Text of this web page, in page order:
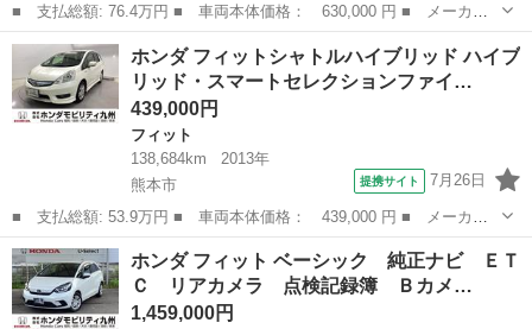
■ 支払総額: 76.4万円 ■ 車両本体価格： 630,000 円 ■ メーカー
名： ホンダ ■ 車種名： フィットハイブリッド ■ グレード
名： Ｆパッケージ ＣＤ・ＵＳＢコンポ ＥＴＣ ＡＵＴＯエアコ
ン Ｄレコ 助手...
熊本 熊本市 フィット
ホンダ フィットシャトルハイブリッド ハイブ
リッド・スマートセレクションファイ…
439,000円
フィット
138,684km
2013年
熊本市
提携サイト 7月26日
■ 支払総額: 53.9万円 ■ 車両本体価格： 439,000 円 ■ メーカー
名： ホンダ ■ 車種名： フィットシャトルハイブリッド ■ グレ
ード名： ハイブリッド・スマートセレクションファインライン 純
正ＨＤＤナビ...
熊本 熊本市 フィット
ホンダ フィット ベーシック 純正ナビ ＥＴ
Ｃ リアカメラ 点検記録簿 Ｂカメ…
1,459,000円